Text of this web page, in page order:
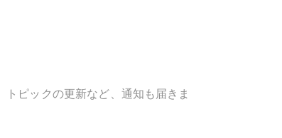
ピックの更新など、通知も届きま